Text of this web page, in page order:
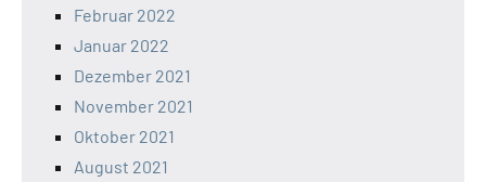
Februar 2022
Januar 2022
Dezember 2021
November 2021
Oktober 2021
August 2021